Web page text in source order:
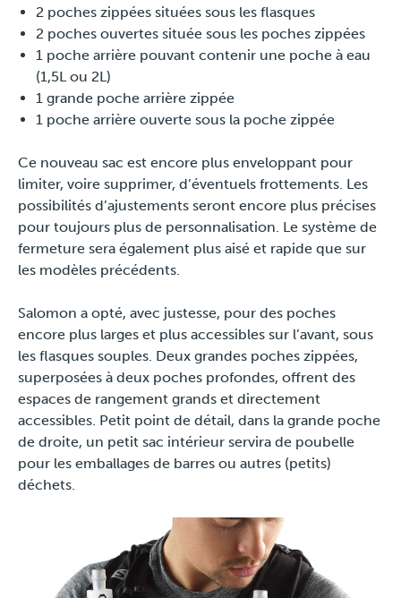
2 poches zippées situées sous les flasques
2 poches ouvertes située sous les poches zippées
1 poche arrière pouvant contenir une poche à eau
(1,5L ou 2L)
1 grande poche arrière zippée
1 poche arrière ouverte sous la poche zippée
Ce nouveau sac est encore plus enveloppant pour
limiter, voire supprimer, d’éventuels frottements. Les
possibilités d’ajustements seront encore plus précises
pour toujours plus de personnalisation. Le système de
fermeture sera également plus aisé et rapide que sur
les modèles précédents.
Salomon a opté, avec justesse, pour des poches
encore plus larges et plus accessibles sur l’avant, sous
les flasques souples. Deux grandes poches zippées,
superposées à deux poches profondes, offrent des
espaces de rangement grands et directement
accessibles. Petit point de détail, dans la grande poche
de droite, un petit sac intérieur servira de poubelle
pour les emballages de barres ou autres (petits)
déchets.